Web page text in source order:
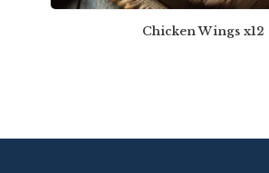
Chicken Wings x12